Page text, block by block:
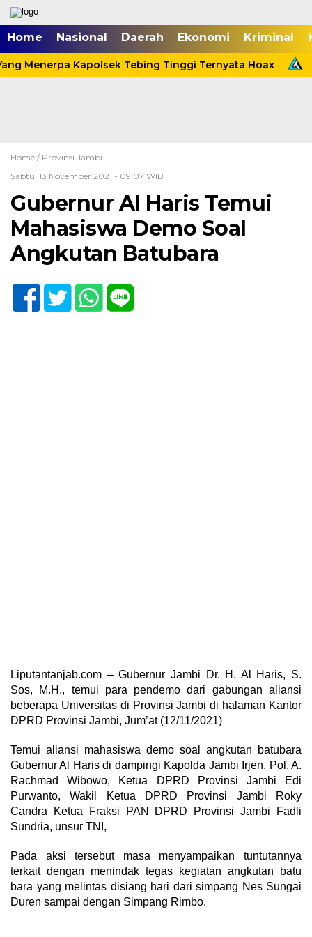
Home Nasional Daerah Ekonomi Kriminal
Menerpa Kapolsek Tebing Tinggi Ternyata Hoax
Home / Provinsi Jambi
Sabtu, 13 November 2021 - 09:07 WIB
Gubernur Al Haris Temui
Mahasiswa Demo Soal
Angkutan Batubara
Liputantanjab.com – Gubernur Jambi Dr. H. Al Haris, S.
Sos, M.H., temui para pendemo dari gabungan aliansi
beberapa Universitas di Provinsi Jambi di halaman Kantor
DPRD Provinsi Jambi, Jum’at (12/11/2021)
Temui aliansi mahasiswa demo soal angkutan batubara
Gubernur Al Haris di dampingi Kapolda Jambi Irjen. Pol. A.
Rachmad Wibowo, Ketua DPRD Provinsi Jambi Edi
Purwanto, Wakil Ketua DPRD Provinsi Jambi Roky
Candra Ketua Fraksi PAN DPRD Provinsi Jambi Fadli
Sundria, unsur TNI,
Pada aksi tersebut masa menyampaikan tuntutannya
terkait dengan menindak tegas kegiatan angkutan batu
bara yang melintas disiang hari dari simpang Nes Sungai
Duren sampai dengan Simpang Rimbo.